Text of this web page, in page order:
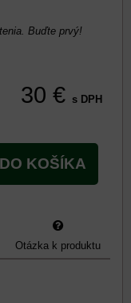
Buďte prvý!
30 € s DPH
DO KOŠÍKA
Otázka k produktu